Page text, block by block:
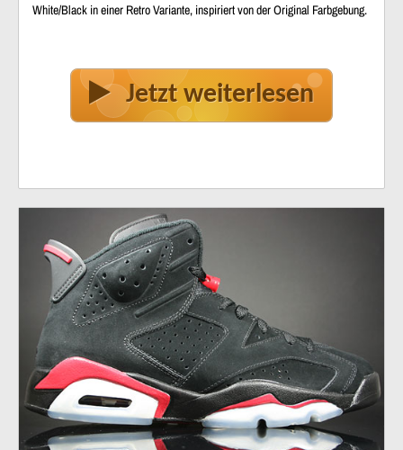
White/Black in einer Retro Variante, inspiriert von der Original Farbgebung.
Jetzt weiterlesen